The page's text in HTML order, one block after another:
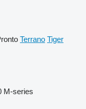
Terrano Tiger
M-series